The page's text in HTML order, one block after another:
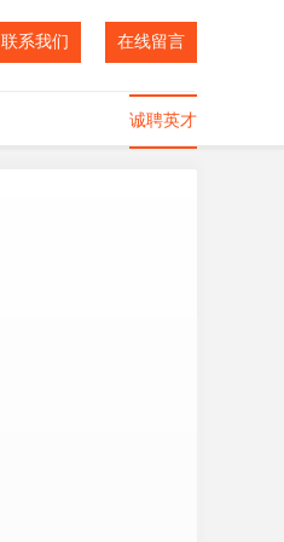
联系我们 在线留言
诚聘英才